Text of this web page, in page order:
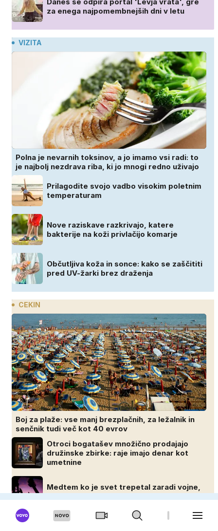
za enega najpomembnejših dni v letu
VIZITA
Polna je nevarnih toksinov, a jo imamo vsi radi: to
je najbolj nezdrava riba, ki jo mnogi redno uživajo
Prilagodite svojo vadbo visokim poletnim
temperaturam
Nove raziskave razkrivajo, katere
bakterije na koži privlačijo komarje
Občutljiva koža in sonce: kako se zaščititi
pred UV-žarki brez draženja
CEKIN
Boj za plaže: vse manj brezplačnih, za ležalnik in
senčnik tudi več kot 40 evrov
Otroci bogatašev množično prodajajo
družinske zbirke: raje imajo denar kot
umetnine
Medtem ko je svet trepetal zaradi vojne,
so oni služili 600.000 evrov na minuto
43 milijonov evrov? Koliko so po razhodu